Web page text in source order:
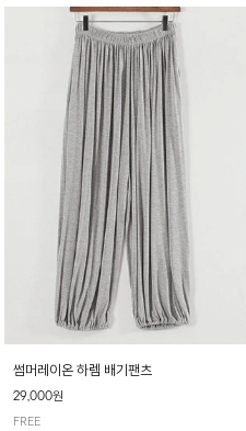
썸머레이온 하렘 배기팬츠
29,000원
FREE